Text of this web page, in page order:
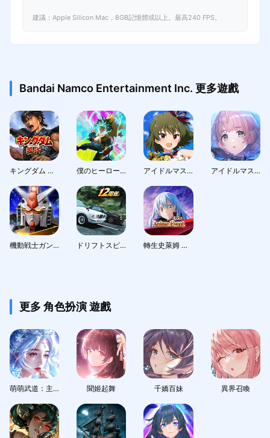
建議：Apple Silicon Mac，8GB記憶體或以上。最高240 FPS。
Bandai Namco Entertainment Inc. 更多遊戲
キングダム 覇道 僕のヒーローアカデミア ULTRA IMPACT アイドルマスター ミリオンライブ！ シアターデイズ アイドルマスターシャイニーカラーズ SongforPrism
機動戦士ガンダム U.C. ENGAGE ドリフトスピリッツ 轉生史萊姆 魔王與龍的建國譚
更多 角色扮演 遊戲
萌萌武道：主宰幻想 聞姬起舞 千嬌百妹 異界召喚